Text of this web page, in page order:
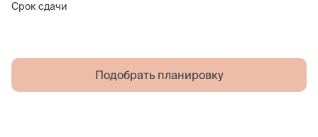
Срок сдачи
Подобрать планировку